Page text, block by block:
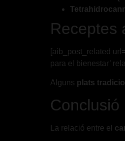
Receptes
[aib_post_related
para el bienestar’
Alguns plats
Conclusió
La relació entre el